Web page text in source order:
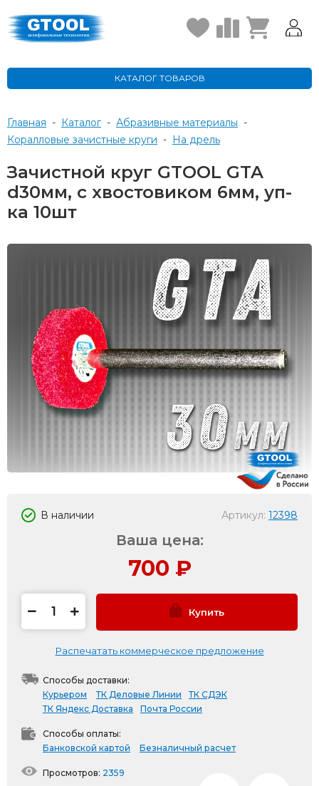
КАТАЛОГ ТОВАРОВ
Главная - Каталог - Абразивные материалы -
Коралловые зачистные круги - на дрель
Зачистной круг GTOOL GTA
d30мм, с хвостовиком 6мм, уп-
ка 10шт
В наличии Артикул: 12398
Ваша цена:
700 ₽
Купить
Распечатать коммерческое предложение
Способы доставки:
Курьером
ТК Деловые Линии
ТК СДЭК
ТК Яндекс Доставка
Почта России
Способы оплаты:
Банковской картой
Безналичный расчет
Просмотров: 2359